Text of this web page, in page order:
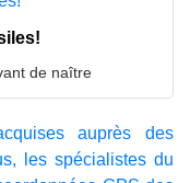
de naître
auprès des
les spécialistes du